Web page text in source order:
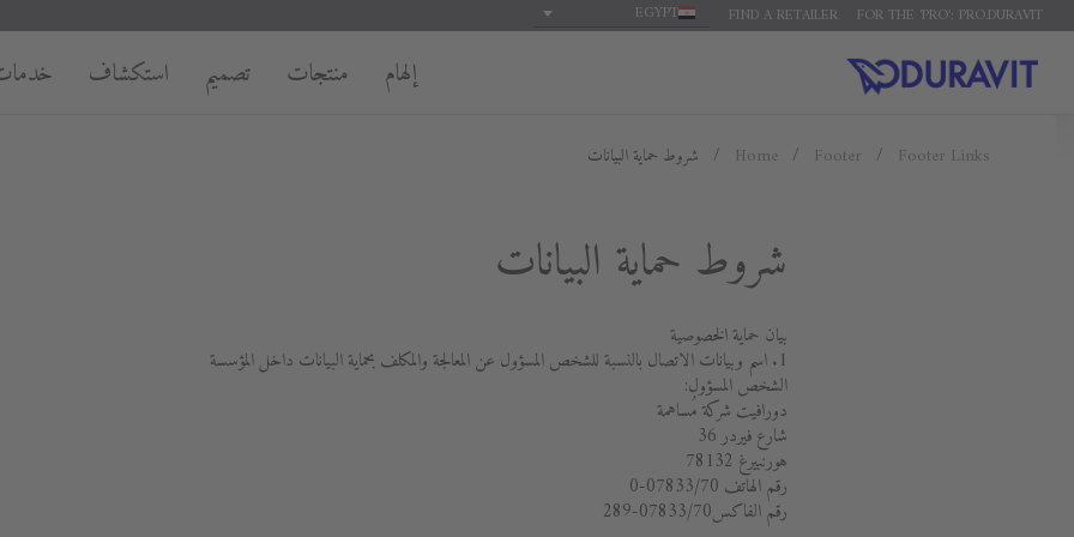
FOR THE 'PRO': PRO.DURAVIT
FIND A RETAILER
EGYPT
إلهام منتجات تصميم استكشاف
Home Footer Footer Links شروط حماية البيانات
شروط حماية البيانات
بيان حماية الخصوصية
1. اسم وبيانات الاتصال بالنسبة للشخص المسؤول عن المعالجة والمكلف بحماية البيانات داخل المؤسسة
الشخص المسؤول:
دورافيت شركة مُساهمة
شارع فيردر 36
هورنبيرغ 78132
رقم الهاتف 07833/70-0
رقم الفاكس07833/70-289